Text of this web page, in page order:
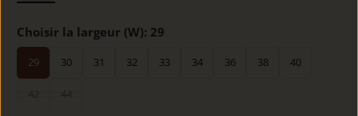
Choisir la largeur (W): 29
29 30 31 32 33 34 36 38 40